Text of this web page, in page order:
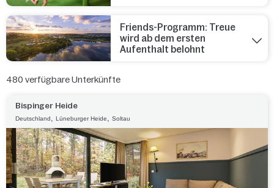
Friends-Programm: Treue
wird ab dem ersten
Aufenthalt belohnt
480 verfügbare Unterkünfte
Bispinger Heide
Deutschland , Lüneburger Heide, Soltau